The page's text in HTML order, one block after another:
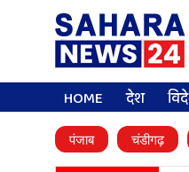
HOME देश
पंजाब चंडीगढ़